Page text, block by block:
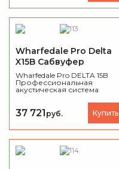
Wharfedale Pro Delta
X15B Сабвуфер
активный
Wharfedale Pro DELTA 15B
Профессиональная
акустическая система
15"), (RMS/Progr) 700/1400
Вт., 8 Ом, 42 Гц - 150 Гц, Max
SPL- 132 дБ, 471мм x 471мм x
600 мм, масса 31.5 кг
37 721 руб. Купить